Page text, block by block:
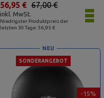
Niedrigster Produktpreis der
letzten 30 Tage: 56,95 €
67,00 €
56,95 €
inkl. MwSt.
-15%
SONDERANGEBOT
NEU